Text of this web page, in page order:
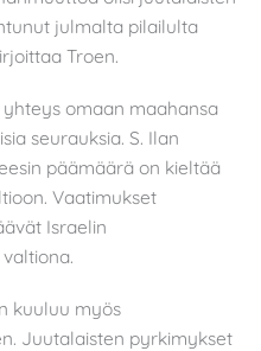
julmalta pilailulta
Troen.
omaan maahansa
seurauksia. S. Ilan
päämäärä on kieltää
Vaatimukset
Israelin
kuuluu myös
Juutalaisten pyrkimykset